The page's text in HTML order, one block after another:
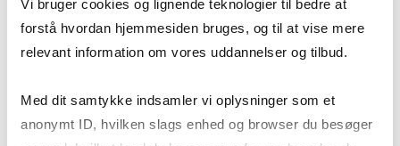
Vi bruger cookies og lignende teknologier til bedre at
forstå hvordan hjemmesiden bruges, og til at vise mere
relevant information om vores uddannelser og tilbud.
Med dit samtykke indsamler vi oplysninger som et
anonymt ID, hvilken slags enhed og browser du besøger
med fokus på velfærd, ledelse, teknologi og grøn
Adgang: På campus + fjernadgang
Open resource Mere info Man­dag